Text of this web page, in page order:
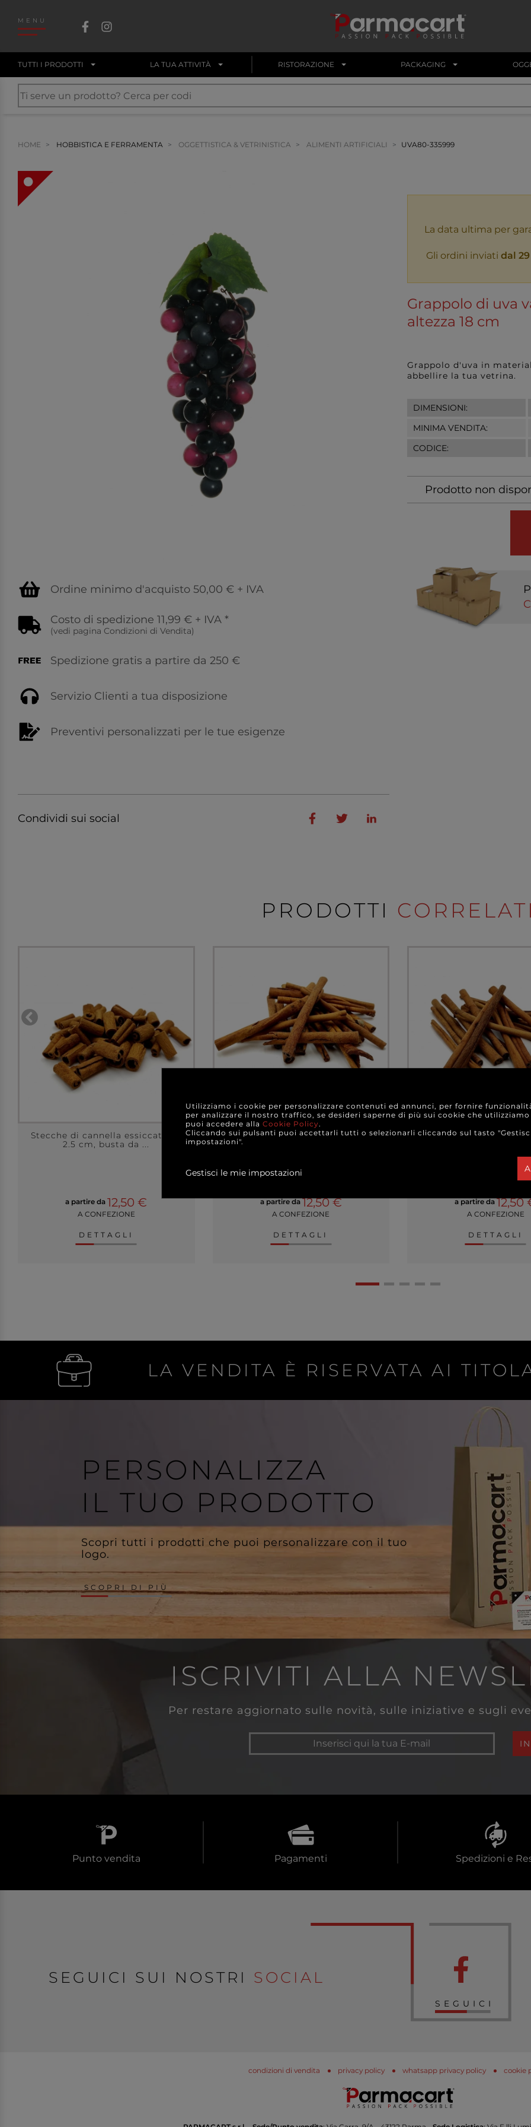
MENU
TUTTI I PRODOTTI LA TUA ATTIVITÀ RISTORAZIONE PACKAGING
HOME HOBBISTICA E FERRAMENTA OGGETTISTICA & VETRINISTICA ALIMENTI ARTIFICIALI UVA80-335999
Ordine minimo d'acquisto 50,00 € + IVA
Costo di spedizione 11,99 € + IVA *
(vedi pagina Condizioni di Vendita)
Spedizione gratis a partire da 250 €
Servizio Clienti a tua disposizione
Preventivi personalizzati per le tue esigenze
Condividi sui social
La data ultima per
Gli ordini inviati dal
Grappolo di uva
altezza 18 cm
Grappolo d'uva in
abbellire la tua vetrina.
DIMENSIONI:
MINIMA VENDITA:
CODICE:
Prodotto non
PRODOTTI
Stecche di cannella essiccate da
2.5 cm, busta da ...
a partire da 12,50 €
A CONFEZIONE
DETTAGLI
Stecche di cannella essiccate da 15
a partire da12,50 €
A CONFEZIONE
DETTAGLI
Stecche di cannella
a partire da 12,50
A CONFEZIONE
DETTAGLI
LA VENDITA È RISERVATA AI
PERSONALIZZA
IL TUO PRODOTTO
Scopri tutti i prodotti che puoi personalizzare con il tuo
logo.
SCOPRI DI PIÙ
ISCRIVITI ALLA
Per restare aggiornato sulle novità, sulle iniziative e sugli
Punto vendita Pagamenti Spedizioni e
SEGUICI SUI NOSTRI SOCIAL
SEGUICI
condizioni di vendita privacy policy whatsapp privacy policy cookie
Utilizziamo i cookie per personalizzare contenuti ed annunci, per fornire
per analizzare il nostro traffico, se desideri saperne di più sui cookie che
puoi accedere alla Cookie Policy.
Cliccando sui pulsanti puoi accettarli tutti o selezionarli cliccando sul tasto
impostazioni".
Gestisci le mie impostazioni